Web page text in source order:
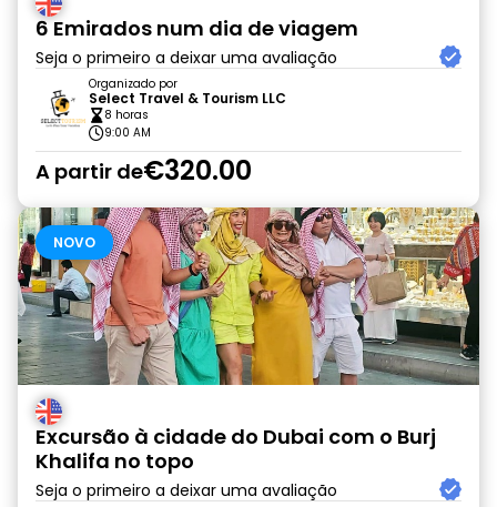
6 Emirados num dia de viagem
Seja o primeiro a deixar uma avaliação
Organizado por
Select Travel & Tourism LLC
8 horas
9:00 AM
A partir de€320.00
NOVO
Excursão à cidade do Dubai com o Burj
Khalifa no topo
Seja o primeiro a deixar uma avaliação